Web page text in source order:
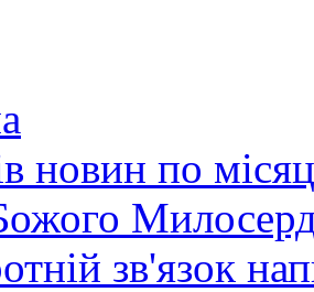
новин по
зв'язок